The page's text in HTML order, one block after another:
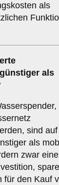
als
als
sind auf
als
zwar eine
für den Kauf